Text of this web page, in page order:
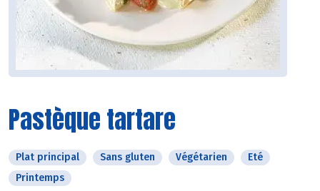
Pastèque tartare
Plat principal Sans gluten Végétarien
Eté
Printemps